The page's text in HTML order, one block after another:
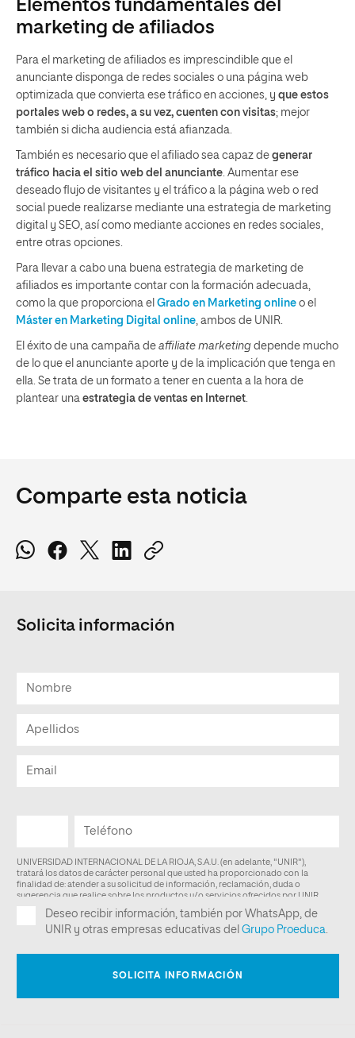
Elementos fundamentales del
marketing de afiliados
Para el marketing de afiliados es imprescindible que el
anunciante disponga de redes sociales o una página web
optimizada que convierta ese tráfico en acciones, y que estos
portales web o redes, a su vez, cuenten con visitas; mejor
también si dicha audiencia está afianzada.
También es necesario que el afiliado sea capaz de generar
tráfico hacia el sitio web del anunciante . Aumentar ese
deseado flujo de visitantes y el tráfico a la página web o red
social puede realizarse mediante una estrategia de marketing
digital y SEO, así como mediante acciones en redes sociales,
entre otras opciones.
Para llevar a cabo una buena estrategia de marketing de
afiliados es importante contar con la formación adecuada,
como la que proporciona el Grado en Marketing online o el
Máster en Marketing Digital online , ambos de UNIR.
El éxito de una campaña de affiliate marketing depende mucho
de lo que el anunciante aporte y de la implicación que tenga en
ella. Se trata de un formato a tener en cuenta a la hora de
plantear una estrategia de ventas en Internet
Comparte esta noticia
Solicita información